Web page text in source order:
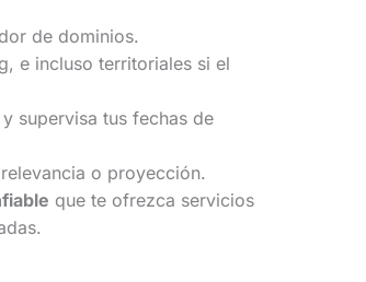
de dominios.
e incluso territoriales si el
supervisa tus fechas de
o proyección.
que te ofrezca servicios